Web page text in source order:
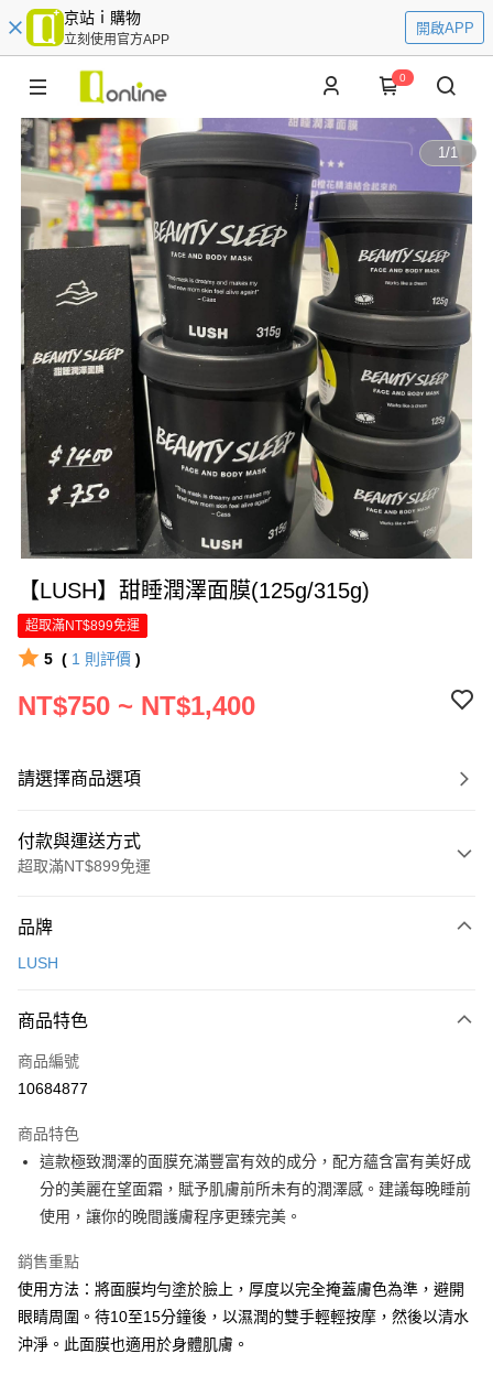
京站ｉ購物
立刻使用官方APP
開啟APP
0
1/1
【LUSH】甜睡潤澤面膜(125g/315g)
超取滿NT$899免運
5 ( 1 則評價 )
NT$750 ~ NT$1,400
請選擇商品選項
付款與運送方式
超取滿NT$899免運
信用卡一次付款
Apple Pay
街口支付
Google Pay
全盈+PAY
大哥付你分期
相關說明
1.本服務由台灣大哥大提供，台灣大哥大用戶可立即使用無須另外申請。
2.付款方式選擇「大哥付你分期」，訂單成立後會自動跳轉到大哥付的交易
流程，驗證手機門號後，選擇欲分期的期數、繳款截止日，確認付款後即完
成交易。
AFTEE先享後付
相關說明
【關於「AFTEE先享後付」】
品牌
LUSH
商品特色
商品編號
10684877
商品特色
這款極致潤澤的面膜充滿豐富有效的成分，配方蘊含富有美好成
分的美麗在望面霜，賦予肌膚前所未有的潤澤感。建議每晚睡前
使用，讓你的晚間護膚程序更臻完美。
銷售重點
使用方法：將面膜均勻塗於臉上，厚度以完全掩蓋膚色為準，避開
眼睛周圍。待10至15分鐘後，以濕潤的雙手輕輕按摩，然後以清水
沖淨。此面膜也適用於身體肌膚。